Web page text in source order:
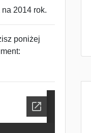
2014 rok.
poniżej